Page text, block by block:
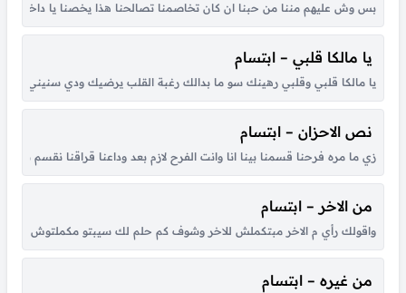
بس وش عليهم مننا من حبنا ان كان تخاصمنا تصالحنا هذا يخصنا يا داخل
يا مالكا قلبي – ابتسام
يا مالكا قلبي وقلبي رهينك سو ما بدالك رغبة القلب يرضيك ودي سنيني
نص الاحزان – ابتسام
زي ما مره فرحنا قسمنا بينا انا وانت الفرح لازم بعد وداعنا قراقنا نقسم
من الاخر – ابتسام
واقولك رأي م الاخر مبتكملش للاخر وشوف كم حلم لك سيبتو مكملتوش
من غيره – ابتسام